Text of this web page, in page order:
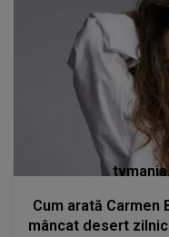
Cum arată Carmen
mâncat desert zilnic